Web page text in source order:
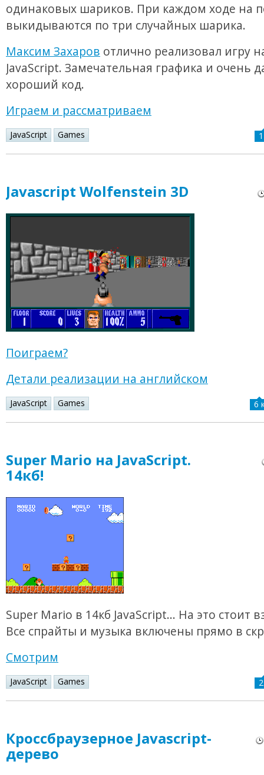
одинаковых шариков. При каждом ходе на
выкидываются по три случайных шарика.
Максим Захаров отлично реализовал игру
JavaScript. Замечательная графика и очень
хороший код.
Играем и рассматриваем
JavaScript Games
Javascript Wolfenstein 3D
Поиграем?
Детали реализации на английском
JavaScript Games 6
Super Mario на JavaScript.
14кб!
Super Mario в 14кб JavaScript... На это стоит
Все спрайты и музыка включены прямо в
Смотрим
JavaScript Games
Кроссбраузерное Javascript-
дерево